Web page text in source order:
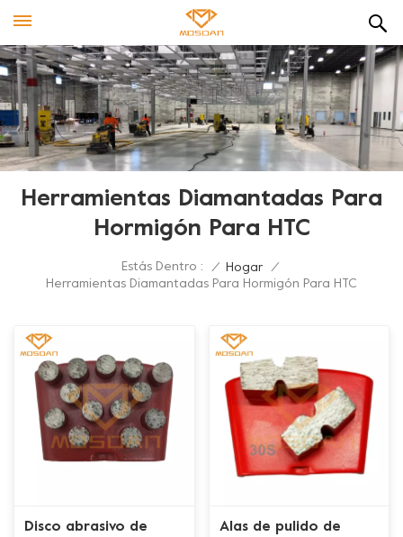
Herramientas Diamantadas Para
Hormigón Para HTC
Estás Dentro : / Hogar
/
Herramientas Diamantadas Para Hormigón Para HTC
Disco abrasivo de
Alas de pulido de